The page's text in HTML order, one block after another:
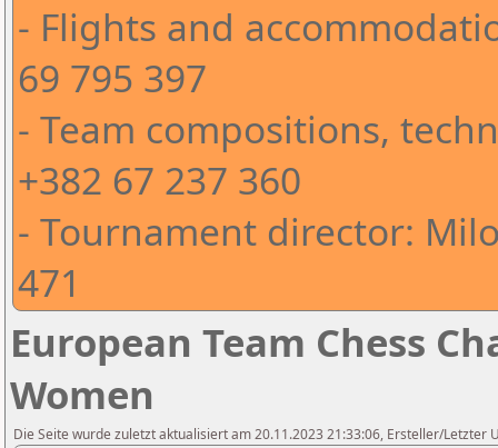
- Flights and
69 795 397
- Team compositions,
+382 67 237 360
- Tournament director:
471
European Team Chess
Women
Die Seite wurde zuletzt aktualisiert am 20.11.2023 21:33:06, Ersteller/Letzter